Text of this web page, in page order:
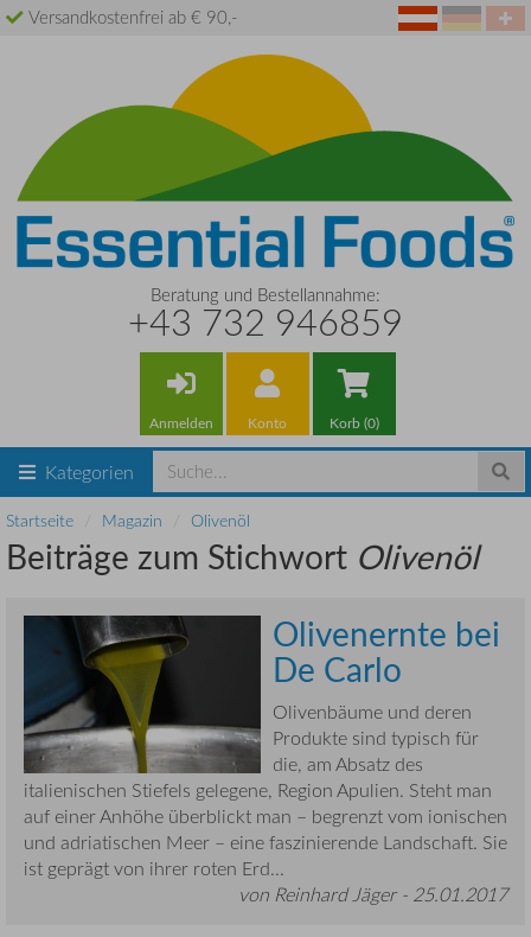
Versandkostenfrei ab € 90,-
Beratung und Bestellannahme:
+43 732 946859
Anmelden Konto Korb (0)
Kategorien
Startseite Magazin Olivenöl
Beiträge zum Stichwort Olivenöl
Olivenernte bei
De Carlo
Olivenbäume und deren
Produkte sind typisch für
die, am Absatz des
italienischen Stiefels gelegene, Region Apulien. Steht man
auf einer Anhöhe überblickt man – begrenzt vom ionischen
und adriatischen Meer – eine faszinierende Landschaft. Sie
ist geprägt von ihrer roten Erd...
von Reinhard Jäger - 25.01.2017